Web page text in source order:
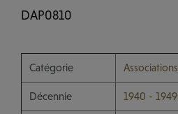
DAP0810
Catégorie Associations
Décennie 1940 - 1949